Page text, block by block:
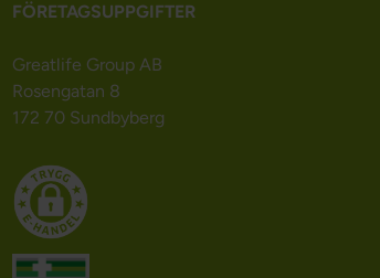
FÖRETAGSUPPGIFTER
Greatlife Group AB
Rosengatan 8
172 70 Sundbyberg